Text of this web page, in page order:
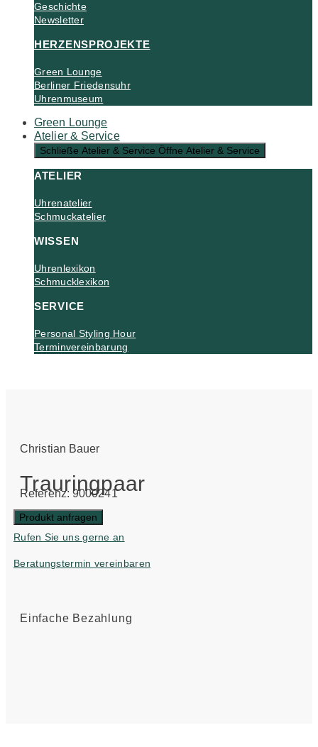
Geschichte
Newsletter
HERZENSPROJEKTE
Green Lounge
Berliner Friedensuhr
Uhrenmuseum
Green Lounge
Atelier & Service
Schließe Atelier & Service Öffne Atelier & Service
ATELIER
Uhrenatelier
Schmuckatelier
WISSEN
Uhrenlexikon
Schmucklexikon
SERVICE
Personal Styling Hour
Terminvereinbarung
Christian Bauer
Trauringpaar
Referenz: 9000241
Produkt anfragen
Rufen Sie uns gerne an
Beratungstermin vereinbaren
Einfache Bezahlung